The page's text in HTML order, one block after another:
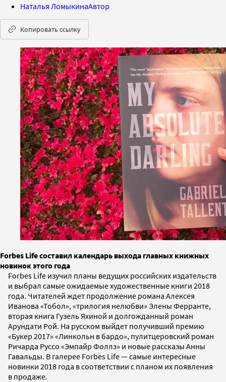
Наталья ЛомыкинаАвтор
Копировать ссылку
Forbes Life составил календарь выхода главных книжных
новинок этого года
Forbes Life изучил планы ведущих российских издательств
и выбрал самые ожидаемые художественные книги 2018
года. Читателей ждет продолжение романа Алексея
Иванова «Тобол», «трилогия нелюбви» Элены Ферранте,
вторая книга Гузель Яхиной и долгожданный роман
Арундати Рой. На русском выйдет получивший премию
«Букер 2017» «Линкольн в бардо», пулитцеровский роман
Ричарда Руссо «Эмпайр Фоллз» и новые рассказы Анны
Гавальды. В галерее Forbes Life — самые интересные
новинки 2018 года в соответствии с планом их появления
в продаже.